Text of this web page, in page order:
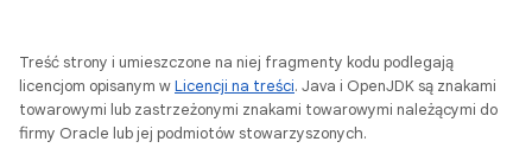
Treść strony i umieszczone na niej fragmenty kodu podlegają
licencjom opisanym wLicencji na treści. Java i OpenJDK są znakami
towarowymi lub zastrzeżonymi znakami towarowymi należącymi do
firmy Oracle lub jej podmiotów stowarzyszonych.